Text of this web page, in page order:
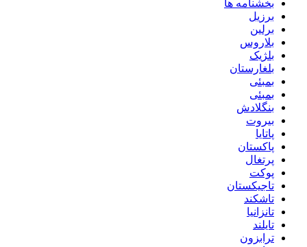
بخشنامه ها
برزیل
برلین
بلاروس
بلژیک
بلغارستان
بمبئی
بمبئی
بنگلادش
بیروت
پاتایا
پاکستان
پرتغال
پوکت
تاجیکستان
تاشکند
تانزانیا
تایلند
ترابزون